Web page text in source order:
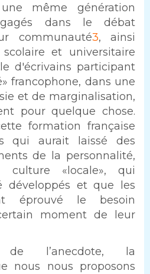
même génération
dans le débat
communauté3, ainsi
et universitaire
d'écrivains participant
francophone, dans une
et de marginalisation,
pour quelque chose.
formation française
qui aurait laissé des
de la personnalité,
«locale», qui
développés et que les
éprouvé le besoin
moment de leur
l’anecdote, la
nous nous proposons